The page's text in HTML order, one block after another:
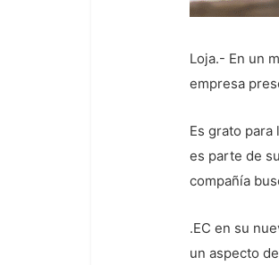
Loja.- En un
empresa
Es grato
es parte de
compañía
.EC en su
un aspecto